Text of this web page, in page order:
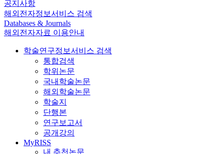
공지사항
해외전자정보서비스 검색
Databases & Journals
해외전자자료 이용안내
학술연구정보서비스 검색
통합검색
학위논문
국내학술논문
해외학술논문
학술지
단행본
연구보고서
공개강의
MyRISS
내 추천논문